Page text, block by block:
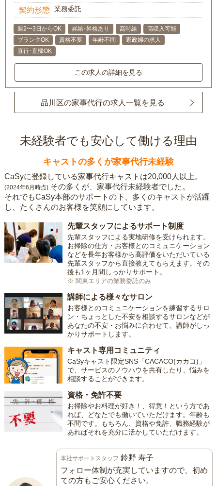
契約形態 業務委託
週2〜3日からOK 昇給･昇格あり 高時給
高収入可能
ブランクOK
資格不要 年齢不問
家政婦の求人
直行･直帰OK
この求人の詳細を見る
品川区の家事代行の求人一覧を見る
未経験者でも安心して働ける理由
キャストの多くが家事代行未経験
CaSyに登録している家事代行キャストは20,000人以上。
(2024年6月時点) その多くが、家事代行未経験者でした。
それでもCaSy本部のサポートの下、多くのキャストが活躍
し、たくさんのお客様を笑顔にしています。
先輩スタッフによるサポート制度
先輩スタッフによる実地研修を受けられます。
お掃除の仕方・お客様とのコミュニケーション
などを長年お客様から高評価をいただいている
先輩スタッフから直接教えてもらえます。その
後も1ヶ月間しっかりサポート。
※ 関東エリアの業務委託のみ
講師による様々なサロン
お客様とのコミュニケーションを練習するサロ
ン・ちょっとした不安を相談するサロンなどが
あなたの不安・お悩みに合わせて、講師がしっ
かりサポートします。
キャスト専用コミュニティ
CaSyキャスト限定SNS「CACACO(カカコ)」
で、サービスのノウハウを共有したり、悩みを
相談することができます。
資格・免許不要
お掃除やお料理が好き！、得意！という方であ
れば、どなたでも働いていただけます。年齢も
不問です。もちろん、資格や免許、職務経験が
あればそれを充分に活かしていただけます。
本社サポートスタッフ 鈴野 寿子
フォロー体制が充実していますので、初め
ての方もご安心ください。